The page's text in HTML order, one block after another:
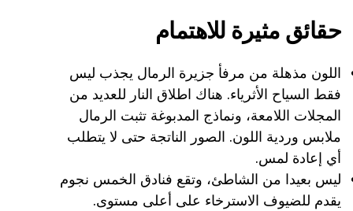
حقائق مثيرة للاهتمام
اللون مذهلة من مرفأ جزيرة الرمال يجذب ليس
فقط السياح الأثرياء. هناك اطلاق النار للعديد من
المجلات اللامعة، ونماذج المدبوغة تثبت الرمال
ملابس وردية اللون. الصور الناتجة حتى لا يتطلب
أي إعادة لمس.
ليس بعيدا من الشاطئ، وتقع فنادق الخمس نجوم
يقدم للضيوف الاسترخاء على أعلى مستوى.